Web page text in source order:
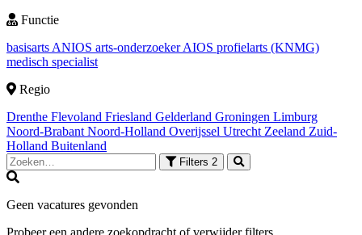
Functie
basisarts ANIOS arts-onderzoekerAIOS profielarts (KNMG)
medisch specialist
Regio
Drenthe Flevoland Friesland Gelderland Groningen Limburg
Noord-Brabant Noord-Holland Overijssel Utrecht Zeeland Zuid-
Holland Buitenland
Filters 2
Geen vacatures gevonden
Probeer een andere zoekopdracht of verwijder filters.